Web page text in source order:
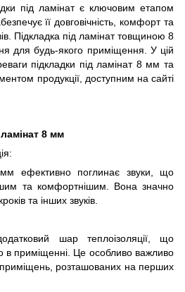
під ламінат є ключовим етапом
її довговічність, комфорт та
Підкладка під ламінат товщиною 8
для будь-якого приміщення. У цій
підкладки під ламінат 8 мм та
продукції, доступним на сайті
8 мм
ефективно поглинає звуки, що
та комфортнішим. Вона значно
та інших звуків.
шар теплоізоляції, що
в приміщенні. Це особливо важливо
розташованих на перших